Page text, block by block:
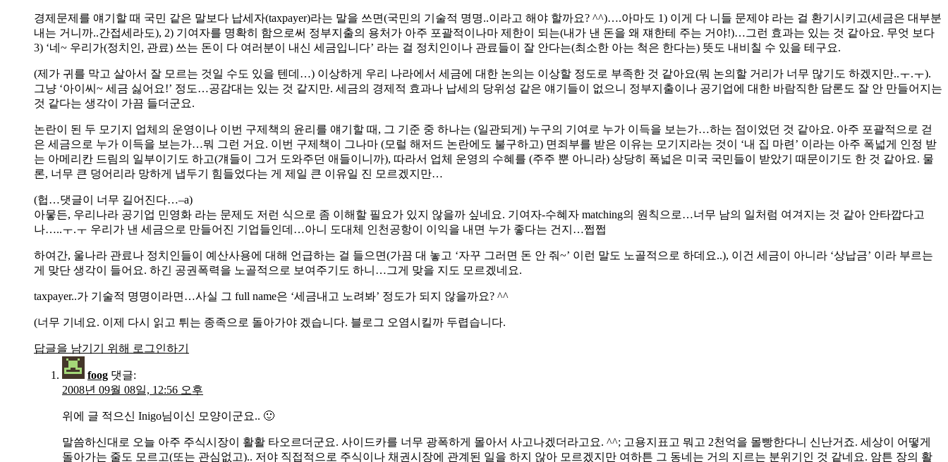
경제문제를 얘기할 때 국민 같은 말보다 납세자(taxpayer)라는 말을 쓰면(국민의 기술적 명명..이라고 해야 할까요? ^^)….아마도 1) 이게 다 니들 문제야 라는 걸 환기시키고(세금은 대부분
내는 거니까..간접세라도), 2) 기여자를 명확히 함으로써 정부지출의 용처가 아주 포괄적이나마 제한이 되는(내가 낸 돈을 왜 쟤한테 주는 거야!)…그런 효과는 있는 것 같아요. 무엇 보다
3) ‘네~ 우리가(정치인, 관료) 쓰는 돈이 다 여러분이 내신 세금입니다’ 라는 걸 정치인이나 관료들이 잘 안다는(최소한 아는 척은 한다는) 뜻도 내비칠 수 있을 테구요.
(제가 귀를 막고 살아서 잘 모르는 것일 수도 있을 텐데…) 이상하게 우리 나라에서 세금에 대한 논의는 이상할 정도로 부족한 것 같아요(뭐 논의할 거리가 너무 많기도 하겠지만..ㅜ.ㅜ).
그냥 ‘아이씨~ 세금 싫어요!’ 정도…공감대는 있는 것 같지만. 세금의 경제적 효과나 납세의 당위성 같은 얘기들이 없으니 정부지출이나 공기업에 대한 바람직한 담론도 잘 안 만들어지는
것 같다는 생각이 가끔 들더군요.
논란이 된 두 모기지 업체의 운영이나 이번 구제책의 윤리를 얘기할 때, 그 기준 중 하나는 (일관되게) 누구의 기여로 누가 이득을 보는가…하는 점이었던 것 같아요. 아주 포괄적으로 걷
은 세금으로 누가 이득을 보는가…뭐 그런 거요. 이번 구제책이 그나마 (모럴 해저드 논란에도 불구하고) 면죄부를 받은 이유는 모기지라는 것이 ‘내 집 마련’ 이라는 아주 폭넓게 인정 받
는 아메리칸 드림의 일부이기도 하고(걔들이 그거 도와주던 애들이니까), 따라서 업체 운영의 수혜를 (주주 뿐 아니라) 상당히 폭넓은 미국 국민들이 받았기 때문이기도 한 것 같아요. 물
론, 너무 큰 덩어리라 망하게 냅두기 힘들었다는 게 제일 큰 이유일 진 모르겠지만…
(헙…댓글이 너무 길어진다…–a)
아뭏든, 우리나라 공기업 민영화 라는 문제도 저런 식으로 좀 이해할 필요가 있지 않을까 싶네요. 기여자-수혜자 matching의 원칙으로…너무 남의 일처럼 여겨지는 것 같아 안타깝다고
나…..ㅜ.ㅜ 우리가 낸 세금으로 만들어진 기업들인데…아니 도대체 인천공항이 이익을 내면 누가 좋다는 건지…쩝쩝
하여간, 울나라 관료나 정치인들이 예산사용에 대해 언급하는 걸 들으면(가끔 대 놓고 ‘자꾸 그러면 돈 안 줘~’ 이런 말도 노골적으로 하데요..), 이건 세금이 아니라 ‘상납금’ 이라 부르는
게 맞단 생각이 들어요. 하긴 공권폭력을 노골적으로 보여주기도 하니…그게 맞을 지도 모르겠네요.
taxpayer..가 기술적 명명이라면…사실 그 full name은 ‘세금내고 노려봐’ 정도가 되지 않을까요? ^^
(너무 기네요. 이제 다시 읽고 튀는 종족으로 돌아가야 겠습니다. 블로그 오염시킬까 두렵습니다.
답글을 남기기 위해 로그인하기
foog 댓글:
2008년 09월 08일, 12:56 오후
위에 글 적으신 Inigo님이신 모양이군요.. 🙂
말씀하신대로 오늘 아주 주식시장이 활활 타오르더군요. 사이드카를 너무 광폭하게 몰아서 사고나겠더라고요. ^^; 고용지표고 뭐고 2천억을 몰빵한다니 신난거죠. 세상이 어떻게
돌아가는 줄도 모르고(또는 관심없고).. 저야 직접적으로 주식이나 채권시장에 관계된 일을 하지 않아 모르겠지만 여하튼 그 동네는 거의 지르는 분위기인 것 같네요. 암튼 장의 활